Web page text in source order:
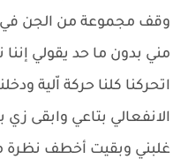
وقف مجموعة من الجن
مني بدون ما حد يقولي
اتحركنا كلنا حركة اّلية
الانفعالي بتاعي وابقى
غلبني وبقيت أخطف نظرة